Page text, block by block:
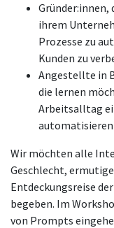
Gründer:innen,
ihrem
Prozesse zu
Kunden zu
Angestellte in
die lernen
Arbeitsalltag
automatisieren
Wir möchten alle
Geschlecht,
Entdeckungsreise
begeben. Im
von Prompts